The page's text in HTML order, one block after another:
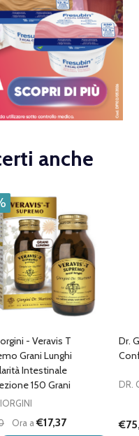
anche
- Veravis T
Grani Lunghi
Intestinale
150 Grani
Ora a€17,37
Dr.
DR.